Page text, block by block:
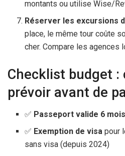
montants ou utilise Wise/
Réserver les excursions
place, le même tour coûte
cher. Compare les agences
Checklist budget :
prévoir avant de
✅ Passeport valide 6 mois
✅ Exemption de visa pour
sans visa (depuis 2024)